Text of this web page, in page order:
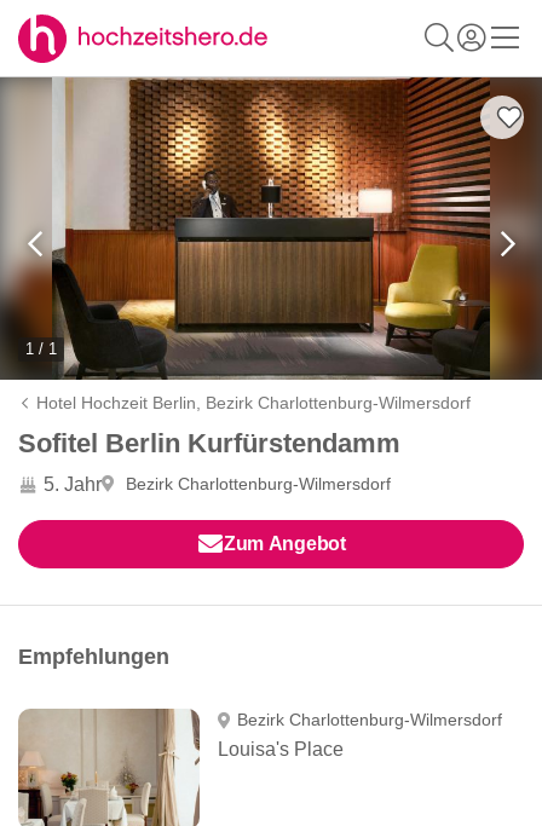
1 / 1
Hotel Hochzeit Berlin, Bezirk Charlottenburg-Wilmersdorf
Sofitel Berlin Kurfürstendamm
5. Jahr Bezirk Charlottenburg-Wilmersdorf
Zum Angebot
Empfehlungen
Bezirk Charlottenburg-Wilmersdorf
Louisa's Place